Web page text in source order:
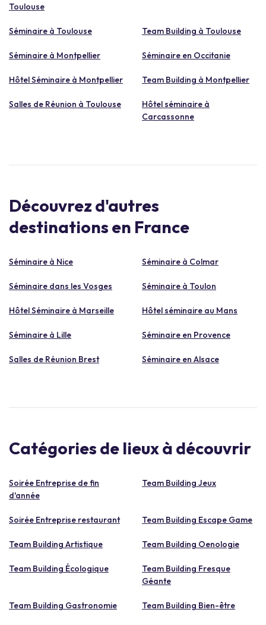
Toulouse
Séminaire à Toulouse Team Building à Toulouse
Séminaire à Montpellier Séminaire en Occitanie
Hôtel Séminaire à Montpellier Team Building à Montpellier
Salles de Réunion à Toulouse
Hôtel séminaire à
Carcassonne
Découvrez d'autres
destinations en France
Séminaire à Nice Séminaire à Colmar
Séminaire dans les Vosges Séminaire à Toulon
Hôtel Séminaire à Marseille Hôtel séminaire au Mans
Séminaire à Lille Séminaire en Provence
Salles de Réunion Brest Séminaire en Alsace
Catégories de lieux à découvrir
Soirée Entreprise de fin
d'année
Team Building Jeux
Soirée Entreprise restaurant Team Building Escape Game
Team Building Artistique Team Building Oenologie
Team Building Écologique
Team Building Fresque
Géante
Team Building Gastronomie Team Building Bien-être